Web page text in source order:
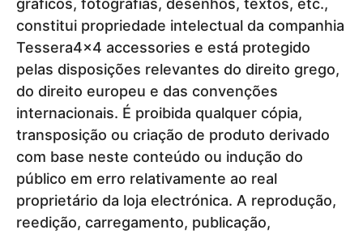
constitui propriedade intelectual da companhia
Tessera4x4 accessories e está protegido
pelas disposições relevantes do direito grego,
do direito europeu e das convenções
internacionais. É proibida qualquer cópia,
transposição ou criação de produto derivado
com base neste conteúdo ou indução do
público em erro relativamente ao real
proprietário da loja electrónica. A reprodução,
reedição, carregamento, publicação,